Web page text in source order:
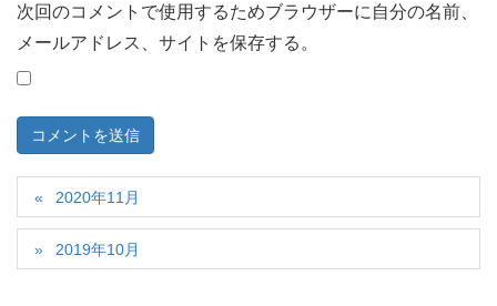
次回のコメントで使用するためブラウザーに自分の名前、
メールアドレス、サイトを保存する。
2020年11月
2019年10月